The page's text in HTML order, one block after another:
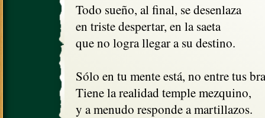
Todo sueño, al final, se desenlaza
en triste despertar, en la saeta
que no logra llegar a su destino.
Sólo en tu mente está, no entre tus
Tiene la realidad temple mezquino,
y a menudo responde a martillazos.